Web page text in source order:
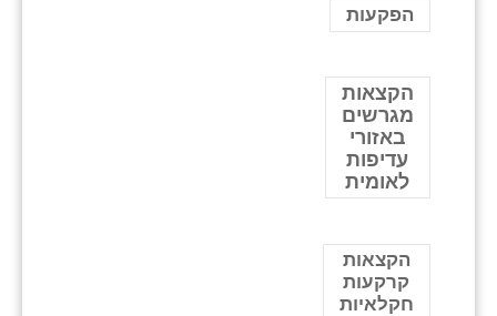
הפקעות
הקצאות
מגרשים
באזורי
עדיפות
לאומית
הקצאות
קרקעות
חקלאיות